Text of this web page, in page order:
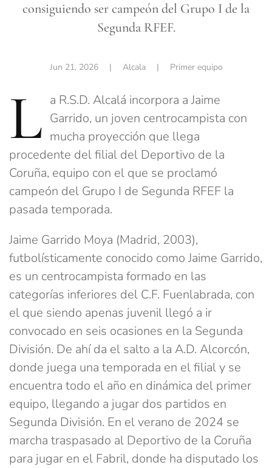
consiguiendo ser campeón del Grupo I de la
Segunda RFEF.
Jun 21, 2026| Alcala | Primer equipo
L a R.S.D. Alcalá incorpora a Jaime
Garrido, un joven centrocampista con
mucha proyección que llega
procedente del filial del Deportivo de la
Coruña, equipo con el que se proclamó
campeón del Grupo I de Segunda RFEF la
pasada temporada.
Jaime Garrido Moya (Madrid, 2003),
futbolísticamente conocido como Jaime Garrido,
es un centrocampista formado en las
categorías inferiores del C.F. Fuenlabrada, con
el que siendo apenas juvenil llegó a ir
convocado en seis ocasiones en la Segunda
División. De ahí da el salto a la A.D. Alcorcón,
donde juega una temporada en el filial y se
encuentra todo el año en dinámica del primer
equipo, llegando a jugar dos partidos en
Segunda División. En el verano de 2024 se
marcha traspasado al Deportivo de la Coruña
para jugar en el Fabril, donde ha disputado los